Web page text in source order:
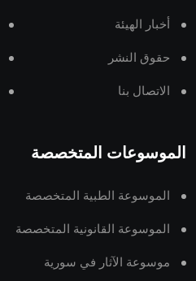
أخبار الهيئة
حقوق النشر
الاتصال بنا
الموسوعات المتخصصة
الموسوعة الطبية المتخصصة
الموسوعة القانونية المتخصصة
موسوعة الآثار في سورية